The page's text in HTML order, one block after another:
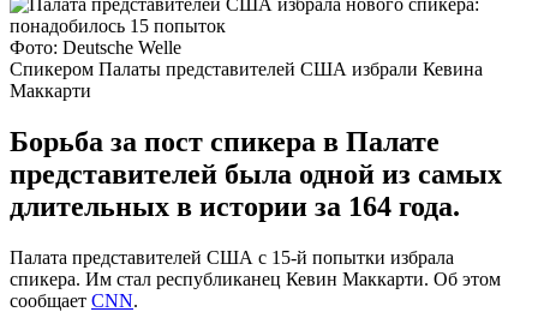
Фото: Deutsche Welle
Спикером Палаты представителей США избрали Кевина
Маккарти
Борьба за пост спикера в Палате
представителей была одной из самых
длительных в истории за 164 года.
Палата представителей США с 15-й попытки избрала
спикера. Им стал республиканец Кевин Маккарти. Об этом
сообщает CNN.